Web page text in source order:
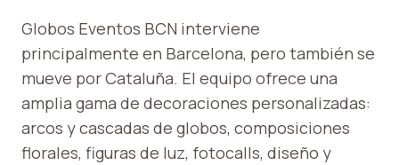
Globos Eventos BCN interviene
principalmente en Barcelona, ​​pero también se
mueve por Cataluña. El equipo ofrece una
amplia gama de decoraciones personalizadas:
arcos y cascadas de globos, composiciones
florales, figuras de luz, fotocalls, diseño y